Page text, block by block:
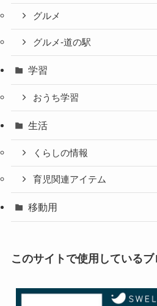
グルメ
グルメ-道の駅
学習
おうち学習
生活
くらしの情報
育児関連アイテム
移動用
このサイトで使用している